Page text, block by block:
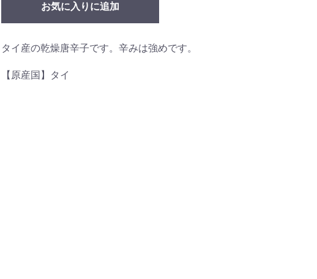
お気に入りに追加
タイ産の乾燥唐辛子です。辛みは強めです。
【原産国】タイ